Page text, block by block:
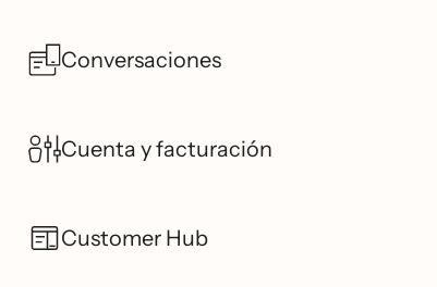
Conversaciones
Cuenta y facturación
Customer Hub